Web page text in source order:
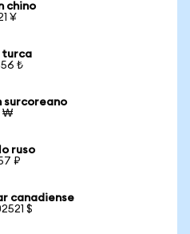
chino
¥
turca
₺
surcoreano
₩
ruso
₽
canadiense
$